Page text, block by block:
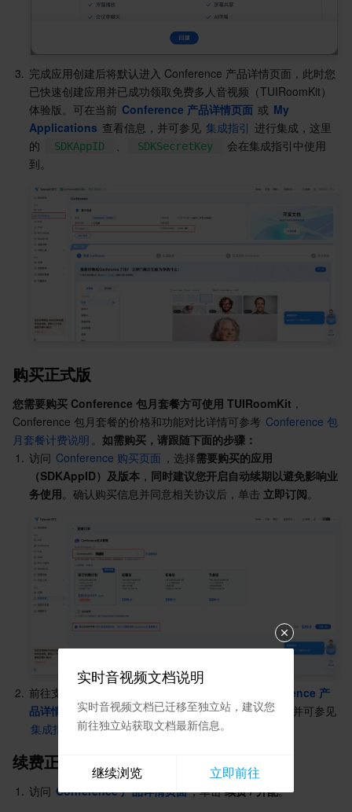
Anycast 公网加速
共享带宽包
私有连接
弹性公网 IP
全球应用加速
账号风控平台
游戏安全
容器安全服务
漏洞扫描服务
防火墙管理
移动解析 HTTPDNS
DNSPod
腾讯会议
腾讯乐享
弹性 MapReduce
Elasticsearch Service
数据湖计算
腾讯云数据仓库 TCHouse-C
腾讯云数据仓库 TCHouse-D
腾讯云数据仓库 TCHouse-P
数据开发治理平台 WeData
腾讯云 BI
多模态智能数据湖 TCLake
AI 基础产品
人脸识别
语音识别
机器翻译
AI 应用产品
人脸核身
腾讯云大模型训推平台TI-ONE
智能音乐平台
腾讯大模型
腾讯云智能体开发平台
知识引擎原子能力
大模型图像创作引擎
大模型视频创作引擎
腾讯混元生3D
腾讯混元大模型
大模型服务平台 TokenHub
物联网
物联网通信
消息队列 CKafka 版
消息队列 RocketMQ 版
消息队列 RabbitMQ 版
消息队列 Pulsar 版
消息队列 MQTT 版
消息队列 CMQ 版
消息队列 CMQ
短信
移动推送
邮件推送
实时互动
即时通信 IM
实时音视频
实时互动-教育版
实时互动-工业能源版
游戏多媒体引擎
云联络中心
视频服务
媒体直播
媒体包装
媒体传输
云直播
媒体点播
直播录制
媒体处理
媒体处理
应用云渲染
视频终端SDK
直播 SDK
短视频 SDK
腾讯特效 SDK
教育服务
互动白板
腾讯健康组学平台
数智医疗影像平台
智能预问诊
云资源管理
API
开发者工具
云原生构建
云开发 CloudBase
3. 完成应用创建后将默认进入 Conference 产品详情页面，此时您
已快速创建应用并已成功领取免费多人音视频（TUIRoomKit）
体验版。可在当前 Conference 产品详情页面 或 My
Applications 查看信息，并可参见 集成指引 进行集成，这里
的
SDKAppID SDKSecretKey
会在集成指引中使用
到。
购买正式版
您需要购买 Conference 包月套餐方可使用 TUIRoomKit ，
Conference 包月套餐的价格和功能对比详情可参考 Conference 包
月套餐计费说明 。 如需购买，请跟随下面的步骤：
1. 访问 Conference 购买页面 ，选择需要购买的应用
（SDKAppID）及版本 ， 同时建议您开启自动续期以避免影响业
务使用。确认购买信息并同意相关协议后，单击 立即订阅。
2. 前往支付页完成支付。购买完成后，您可前往
Conference 产
品详情页面或 My Applications 查看应用版本信息。并可参见
集成指引
进行集成。
续费正式版
1. 访问 Conference 产品详情页面，单击 续费 / 升配。
实时音视频文档说明
实时音视频文档已迁移至独立站，建议您
前往独立站获取文档最新信息。
立即前往
继续浏览